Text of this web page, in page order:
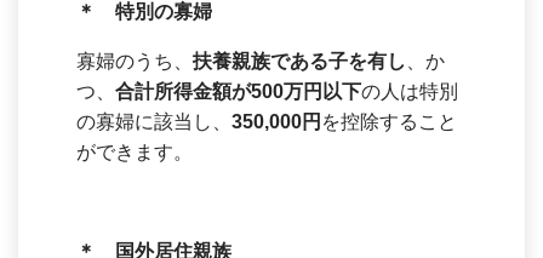
＊ 特別の寡婦
寡婦のうち、 扶養親族である子を有し
、か
つ、 合計所得金額が500万円以下の人は特別
の寡婦に該当し、 350,000円 を控除すること
ができます。
＊ 国外居住親族